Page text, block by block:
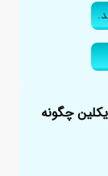
چگونه